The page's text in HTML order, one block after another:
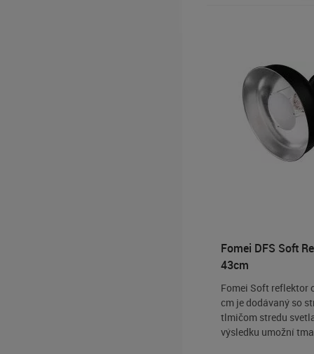
Fomei DFS Soft
43cm
Fomei Soft reflektor
cm je dodávaný so
tlmičom stredu
výsledku umožní